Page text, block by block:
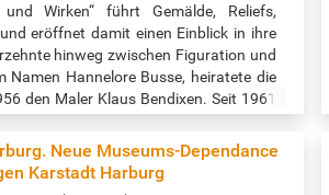
Wirken“ führt Gemälde, Reliefs,
eröffnet damit einen Einblick in ihre
hinweg zwischen Figuration und
Hannelore Busse, heiratete die
den Maler Klaus Bendixen. Seit 1961
Neue Museums-Dependance
Karstadt Harburg